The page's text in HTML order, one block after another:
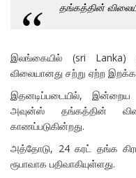
தங்கத்தின்
இலங்கையில் (sri Lanka)
விலையானது சற்று ஏற்ற
இதனடிப்படையில், இன்றைய
அவுன்ஸ் தங்கத்தின்
காணப்படுகின்றது.
அத்தோடு, 24 கரட் தங்க
ரூபாவாக பதிவாகியுள்ளது.